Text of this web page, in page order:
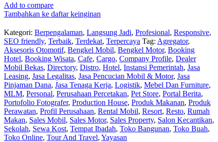
Add to compare
Tambahkan ke daftar keinginan
Kategori: Berpengalaman, Langsung Jadi, Profesional, Responsive,
SEO friendly, Terbaik, Terdekat, Terpercaya Tag: Agregator,
Aksesoris Otomotif, Bengkel Mobil, Bengkel Motor, Booking
Hotel, Booking Wisata, Cafe, Cargo, Company Profile, Dealer
Mobil Bekas, Directory, Distro, Hotel, Instansi Pemerintah, Jasa
Leasing, Jasa Legalitas, Jasa Pencucian Mobil & Motor, Jasa
Pinjaman Dana, Jasa Tenaga Kerja, Logistik, Mebel Dan Furniture,
MLM, Personal, Perusahaan Percetakan, Pet Store, Portal Berita,
Portofolio Fotografer, Production House, Produk Makanan, Produk
Perawatan, Profil Perusahaan, Rental Mobil, Resort, Resto, Rumah
Makan, Sales Mobil, Sales Motor, Sales Property, Salon Kecantikan,
Sekolah, Sewa Kost, Tempat Ibadah, Toko Bangunan, Toko Buah,
Toko Online, Tour And Travel, Yayasan